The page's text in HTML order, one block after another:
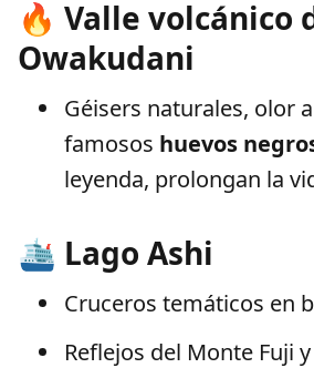
🔥 Valle volcánico
Owakudani
Géisers naturales, olor
famosos huevos
leyenda, prolongan la
🛳️ Lago Ashi
Cruceros temáticos en
Reflejos del Monte Fuji